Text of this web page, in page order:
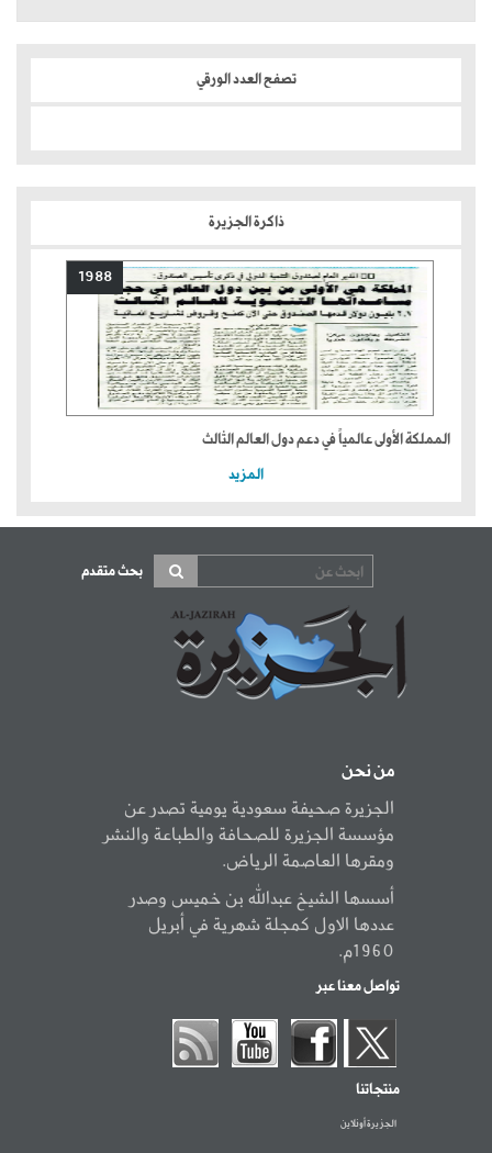
تصفح العدد الورقي
ذاكرة الجزيرة
1988
المملكة الأولى عالمياً في دعم دول العالم الثالث
المزيد
بحث متقدم
من نحن
الجزيرة صحيفة سعودية يومية تصدر عن
مؤسسة الجزيرة للصحافة والطباعة والنشر
ومقرها العاصمة الرياض.
أسسها الشيخ عبدالله بن خميس وصدر
عددها الاول كمجلة شهرية في أبريل
1960م.
تواصل معنا عبر
منتجاتنا
الجزيرة أونلاين